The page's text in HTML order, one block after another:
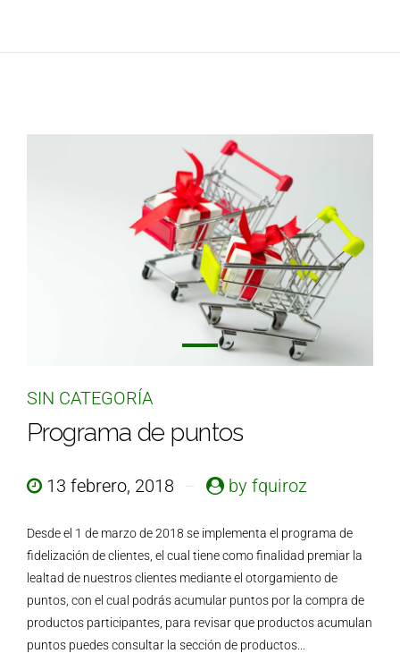
SIN CATEGORÍA
Programa de puntos
13 febrero, 2018 by fquiroz
Desde el 1 de marzo de 2018 se implementa el programa de
fidelización de clientes, el cual tiene como finalidad premiar la
lealtad de nuestros clientes mediante el otorgamiento de
puntos, con el cual podrás acumular puntos por la compra de
productos participantes, para revisar que productos acumulan
puntos puedes consultar la sección de productos...